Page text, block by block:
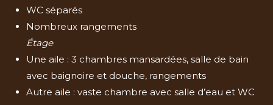
WC séparés
Nombreux rangements
Étage
Une aile : 3 chambres mansardées, salle de bain
avec baignoire et douche, rangements
Autre aile : vaste chambre avec salle d’eau et WC